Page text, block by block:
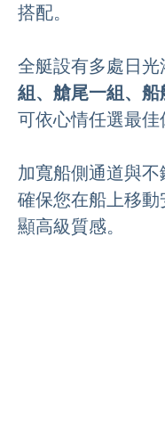
搭配。
全艇設有多處日光
組、艙尾一組、船
可依心情任選最佳
加寬船側通道與不
確保您在船上移
顯高級質感。